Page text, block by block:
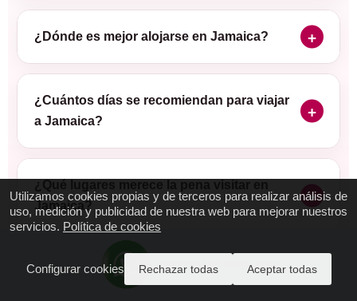
ENVIANOS WhatsApp AQUI
Utilizamos cookies propias y de terceros para realizar análisis de
uso, medición y publicidad de nuestra web para mejorar nuestros
servicios. Política de cookies
Configurar cookies Rechazar todas Aceptar todas
¿Dónde es mejor alojarse en Jamaica?
¿Cuántos días se recomiendan para viajar
a Jamaica?
Jamaica?
¿Cómo se organizan los vuelos a Jamaica